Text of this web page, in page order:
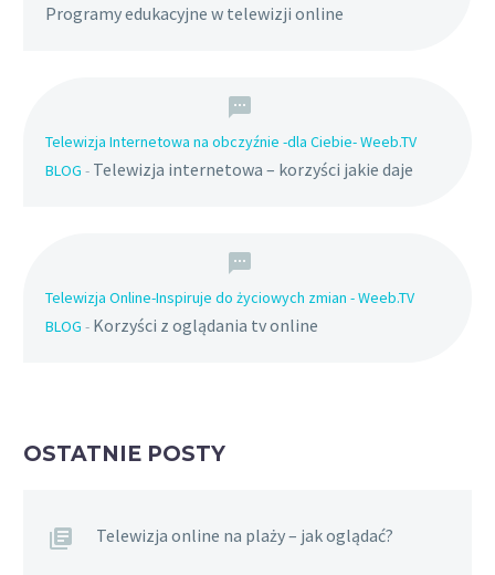
Programy edukacyjne w telewizji online
Telewizja Internetowa na obczyźnie -dla Ciebie- Weeb.TV
BLOG - Telewizja internetowa – korzyści jakie daje
Telewizja Online-Inspiruje do życiowych zmian - Weeb.TV
BLOG - Korzyści z oglądania tv online
OSTATNIE POSTY
Telewizja online na plaży – jak oglądać?